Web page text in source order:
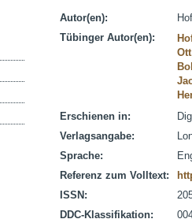
Autor(en):
Tübinger Autor(en):
Erschienen in:
Verlagsangabe:
Sprache:
Referenz zum Volltext:
ISSN:
DDC-Klassifikation: